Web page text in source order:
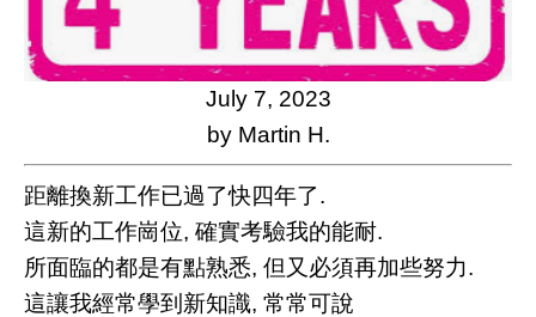
July 7, 2023
by Martin H.
距離換新工作已過了快四年了.
這新的工作崗位, 確實考驗我的能耐.
所面臨的都是有點熟悉, 但又必須再加些努力.
這讓我經常學到新知識, 常常可說